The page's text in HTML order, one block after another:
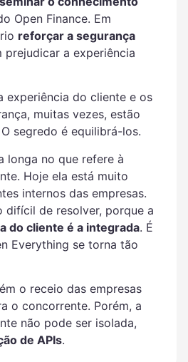
Open Finance. Em
reforçar a segurança
prejudicar a experiência
experiência do cliente e os
muitas vezes, estão
segredo é equilibrá-los.
longa no que refere à
Hoje ela está muito
internos das empresas.
difícil de resolver, porque a
do cliente é a integrada. É
Everything se torna tão
o receio das empresas
o concorrente. Porém, a
não pode ser isolada,
de APIs.